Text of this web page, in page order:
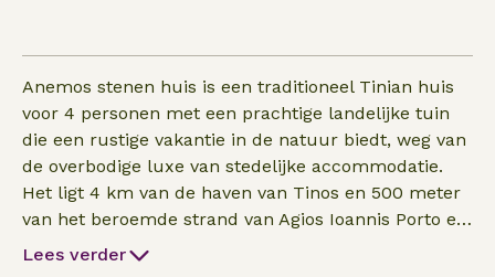
Anemos stenen huis is een traditioneel Tinian huis
voor 4 personen met een prachtige landelijke tuin
die een rustige vakantie in de natuur biedt, weg van
de overbodige luxe van stedelijke accommodatie.
Het ligt 4 km van de haven van Tinos en 500 meter
van het beroemde strand van Agios Ioannis Porto en
Pachia Ammos. In dit gebied vind je leuke tavernes
Lees verder